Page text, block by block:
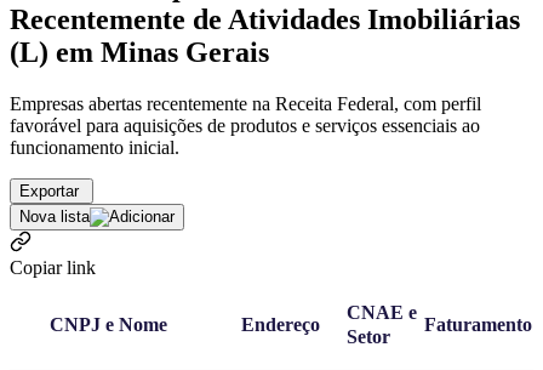
Recentemente de Atividades Imobiliárias
(L) em Minas Gerais
Empresas abertas recentemente na Receita Federal, com perfil
favorável para aquisições de produtos e serviços essenciais ao
funcionamento inicial.
Exportar
Nova lista
Copiar link
CNPJ e Nome Endereço
CNAE e
Setor
Faturamento